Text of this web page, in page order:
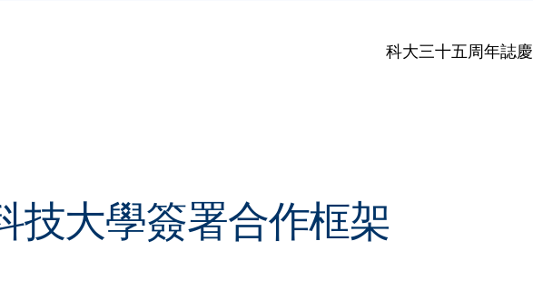
科大三十五周年誌慶
技大學簽署合作框架